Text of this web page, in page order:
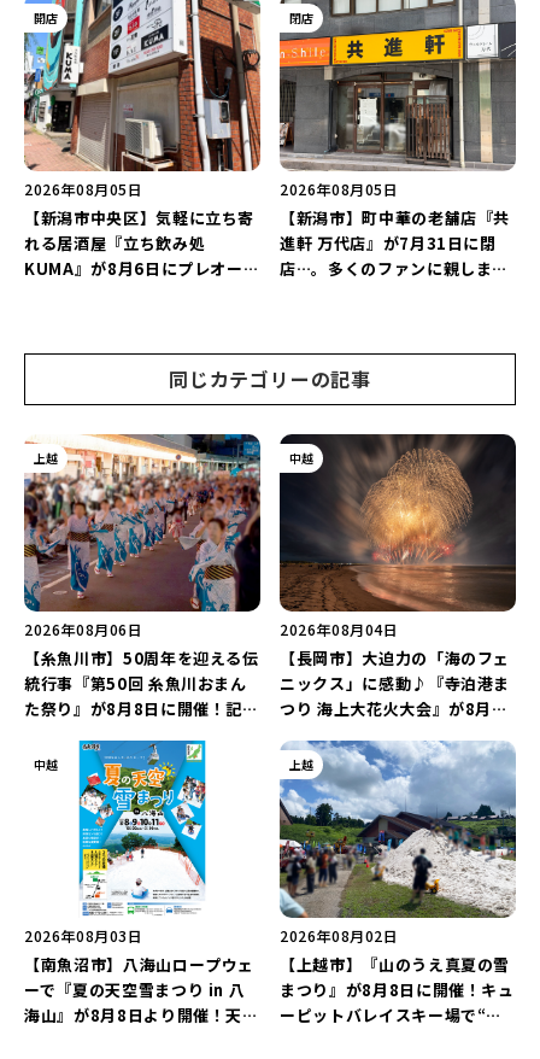
グを万代で相談しよう♪
開店
2026年08月05日
【新潟市中央区】気軽に立ち寄
れる居酒屋『立ち飲み処
KUMA』が8月6日にプレオープ
閉店
2026年08月05日
【新潟市】町中華の老舗店『共
進軒 万代店』が7月31日に閉
店…。多くのファンに親しまれ
同じカテゴリーの記事
上越
2026年08月06日
【糸魚川市】50周年を迎える伝
統行事『第50回 糸魚川おまん
た祭り』が8月8日に開催！記念
を楽しもう♪
中越
2026年08月04日
【長岡市】大迫力の「海のフェ
ニックス」に感動♪『寺泊港ま
つり 海上大花火大会』が8月7
5,000発の花火”を楽しもう♪
中越
2026年08月03日
【南魚沼市】八海山ロープウェ
ーで『夏の天空雪まつり in 八
海山』が8月8日より開催！天然
上越
2026年08月02日
【上越市】『山のうえ真夏の雪
まつり』が8月8日に開催！キュ
ーピットバレイスキー場で“真